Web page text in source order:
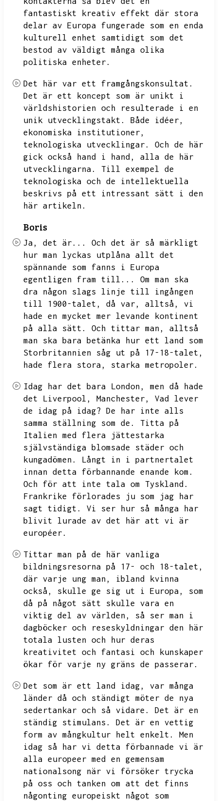
fantastiskt kreativ effekt där stora
delar av Europa fungerade som en enda
kulturell enhet samtidigt som det
bestod av väldigt många olika
politiska enheter.
Det här var ett framgångskonsultat.
Det är ett koncept som är unikt i
världshistorien och resulterade i en
unik utvecklingstakt.
Både idéer,
ekonomiska institutioner,
teknologiska utvecklingar.
Och de här
gick också hand i hand,
alla de här
utvecklingarna.
Till exempel de
teknologiska och de intellektuella
beskrivs på ett intressant sätt i den
här artikeln.
Boris
Ja, det är...
Och det är så märkligt
hur man lyckas utplåna allt det
spännande som fanns i Europa
egentligen fram till...
Om man ska
dra någon slags linje till ingången
till 1900-talet,
då var, alltså,
vi
hade en mycket mer levande kontinent
på alla sätt.
Och tittar man,
alltså
man ska bara betänka hur ett land som
Storbritannien såg ut på 17-18-talet,
hade flera stora,
starka metropoler.
Idag har det bara London,
men då hade
det Liverpool,
Manchester,
Vad lever
de idag på idag? De har inte alls
samma ställning som de.
Titta på
Italien med flera jättestarka
självständiga blomsade städer och
kungadömen.
Långt in i partnertalet
innan detta förbannande enande kom.
Och för att inte tala om Tyskland.
Frankrike förlorades ju som jag har
sagt tidigt.
Vi ser hur så många har
blivit lurade av det här att vi är
européer.
Tittar man på de här vanliga
bildningsresorna på 17- och 18-talet,
där varje ung man,
ibland kvinna
också,
skulle ge sig ut i Europa,
som
då på något sätt skulle vara en
viktig del av världen,
så ser man i
dagböcker och reseskyldningar den här
totala lusten och hur deras
kreativitet och fantasi och kunskaper
ökar för varje ny gräns de passerar.
Det som är ett land idag,
var många
länder då och ständigt möter de nya
sedertankar och så vidare.
Det är en
ständig stimulans.
Det är en vettig
form av mångkultur helt enkelt.
Men
idag så har vi detta förbannade vi är
alla europeer med en gemensam
nationalsong när vi försöker trycka
på oss och tanken om att det finns
någonting europeiskt något som